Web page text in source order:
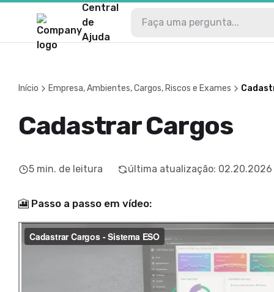
Central
de
Ajuda
Início Empresa, Ambientes, Cargos, Riscos e Exames
Cadastrar Cargos
5 min. de leitura última atualização: 02.20.2026
🎦 Passo a passo em vídeo: